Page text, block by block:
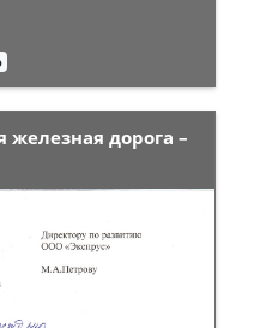
железная дорога –